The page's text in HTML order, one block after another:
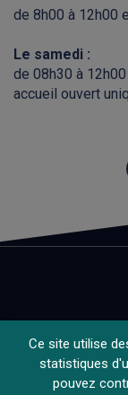
Ce site utilise
statistiques
pouvez
de 8h00 à 12h00
Le samedi :
de 08h30 à 12h00
accueil ouvert